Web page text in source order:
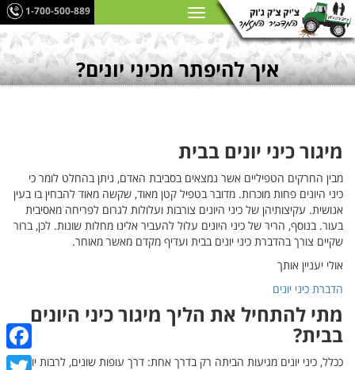
1-700-500-889
איך להיפתר מכיני יונים?
מיגור כיני יונים בבית
מבין החרקים הטפיליים אשר נמצאים בסביבת האדם, ניתן בהחלט לומר כי
כיני היונים פחות מוכרות. מדובר בטפיל קטן מאוד, שקשה מאוד להבחין בו בעין
אנושית. עקיצותיהן של כיני היונים צורבות ועלולות לגרום לפריחה מאסיבית
בעור. בנוסף, הריר של כיני היונים עלול להעביר אלינו מחלות שונות. לכן, ברור
שקיים צורך בהדברת כיני יונים בבית ועדיף מקדם מאשר מאוחר.
אולי יעניין אותך
הדברת כיני יונים
מתי להתחיל את הליך מיגור כיני היונים
בבית?
ככלל, כיני יונים מגיעות הביתה רק בדרך אחת: דרך עופות שונים, לרבות יונים.